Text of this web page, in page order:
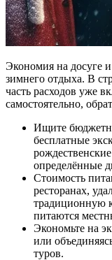
Экономия на досуге
зимнего отдыха. В
часть расходов уже
самостоятельно,
Ищите
бесплатные
определённые
Стоимость
ресторанах,
традиционную
питаются
Экономьте на
или
туров.